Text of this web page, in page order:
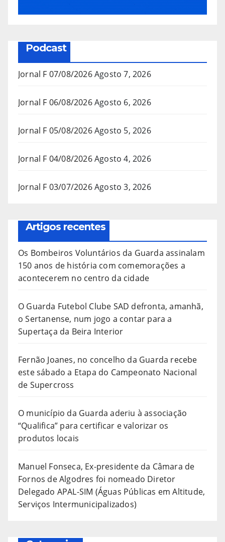
Podcast
Jornal F 07/08/2026Agosto 7, 2026
Jornal F 06/08/2026Agosto 6, 2026
Jornal F 05/08/2026Agosto 5, 2026
Jornal F 04/08/2026Agosto 4, 2026
Jornal F 03/07/2026Agosto 3, 2026
Artigos recentes
Os Bombeiros Voluntários da Guarda assinalam
150 anos de história com comemorações a
acontecerem no centro da cidade
O Guarda Futebol Clube SAD defronta, amanhã,
o Sertanense, num jogo a contar para a
Supertaça da Beira Interior
Fernão Joanes, no concelho da Guarda recebe
este sábado a Etapa do Campeonato Nacional
de Supercross
O município da Guarda aderiu à associação
“Qualifica” para certificar e valorizar os
produtos locais
Manuel Fonseca, Ex-presidente da Câmara de
Fornos de Algodres foi nomeado Diretor
Delegado APAL-SIM (Águas Públicas em Altitude,
Serviços Intermunicipalizados)